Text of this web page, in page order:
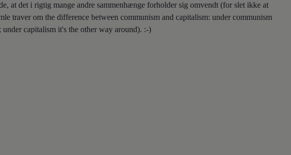
at det i rigtig mange andre sammenhænge forholder sig omvendt (for slet ikke at
traver om the difference between communism and capitalism: under communism
under capitalism it's the other way around). :-)